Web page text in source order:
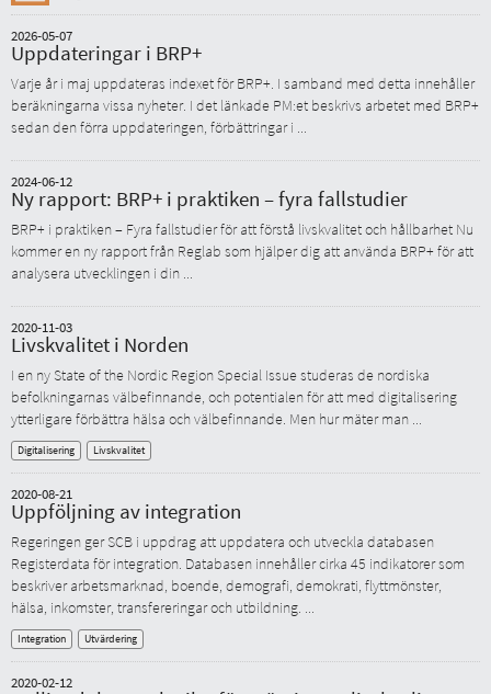
2026-05-07
Uppdateringar i BRP+
Varje år i maj uppdateras indexet för BRP+. I samband med detta innehåller
beräkningarna vissa nyheter. I det länkade PM:et beskrivs arbetet med BRP+
sedan den förra uppdateringen, förbättringar i ...
2024-06-12
Ny rapport: BRP+ i praktiken – fyra fallstudier
BRP+ i praktiken – Fyra fallstudier för att förstå livskvalitet och hållbarhet Nu
kommer en ny rapport från Reglab som hjälper dig att använda BRP+ för att
analysera utvecklingen i din ...
2020-11-03
Livskvalitet i Norden
I en ny State of the Nordic Region Special Issue studeras de nordiska
befolkningarnas välbefinnande, och potentialen för att med digitalisering
ytterligare förbättra hälsa och välbefinnande. Men hur mäter man ...
Digitalisering Livskvalitet
2020-08-21
Uppföljning av integration
Regeringen ger SCB i uppdrag att uppdatera och utveckla databasen
Registerdata för integration. Databasen innehåller cirka 45 indikatorer som
beskriver arbetsmarknad, boende, demografi, demokrati, flyttmönster,
hälsa, inkomster, transfereringar och utbildning. ...
Integration Utvärdering
2020-02-12